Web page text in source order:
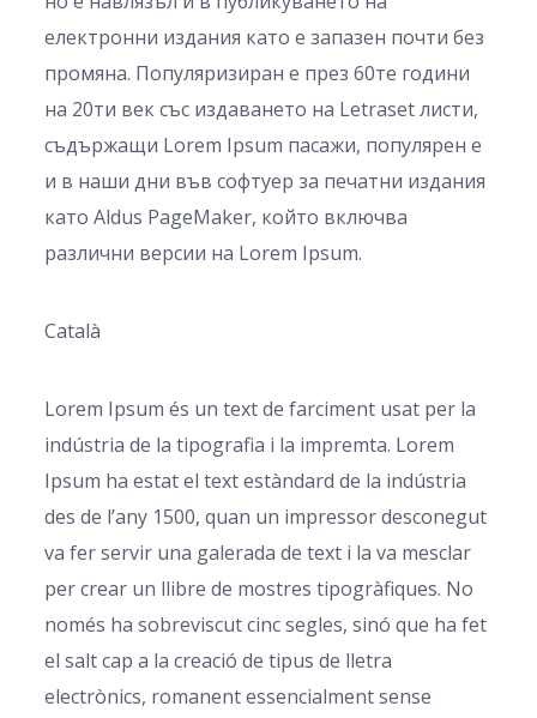
електронни издания като е запазен почти без
промяна. Популяризиран е през 60те години
на 20ти век със издаването на Letraset листи,
съдържащи Lorem Ipsum пасажи, популярен е
и в наши дни във софтуер за печатни издания
като Aldus PageMaker, който включва
различни версии на Lorem Ipsum.
Català
Lorem Ipsum és un text de farciment usat per la
indústria de la tipografia i la impremta. Lorem
Ipsum ha estat el text estàndard de la indústria
des de l’any 1500, quan un impressor desconegut
va fer servir una galerada de text i la va mesclar
per crear un llibre de mostres tipogràfiques. No
només ha sobreviscut cinc segles, sinó que ha fet
el salt cap a la creació de tipus de lletra
electrònics, romanent essencialment sense